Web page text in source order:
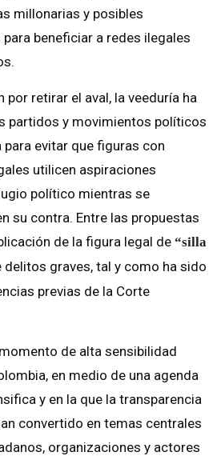
millonarias y posibles
beneficiar a redes ilegales
por retirar el aval, la veeduría ha
partidos y movimientos políticos
evitar que figuras con
utilicen aspiraciones
político mientras se
su contra. Entre las propuestas
de la figura legal de “silla
delitos graves, tal y como ha sido
previas de la Corte
de alta sensibilidad
en medio de una agenda
y en la que la transparencia
convertido en temas centrales
organizaciones y actores